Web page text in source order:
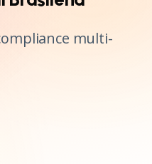
multi-